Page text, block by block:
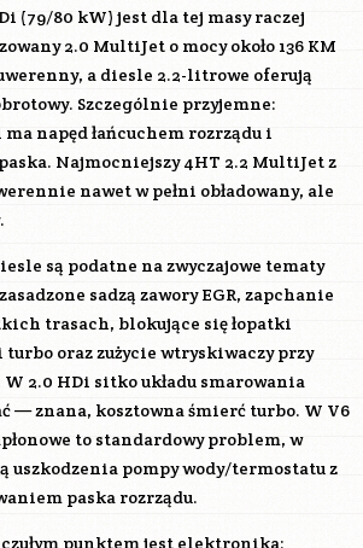
(79/80 kW) jest dla tej masy raczej
2.0 MultiJet o mocy około 136 KM
a diesle 2.2-litrowe oferują
Szczególnie przyjemne:
ma napęd łańcuchem rozrządu i
Najmocniejszy4HT 2.2 MultiJet z
nawet w pełni obładowany, ale
są podatne na zwyczajowe tematy
sadzą zawory EGR, zapchanie
trasach, blokujące się łopatki
oraz zużycie wtryskiwaczy przy
2.0 HDi sitko układu smarowania
— znana, kosztowna śmierć turbo. W V6
to standardowy problem, w
uszkodzenia pompy wody/termostatu z
paska rozrządu.
punktem jest elektronika: